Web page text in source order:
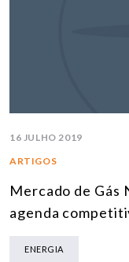
16 JULHO 2019
ARTIGOS
Mercado de Gás
agenda
ENERGIA